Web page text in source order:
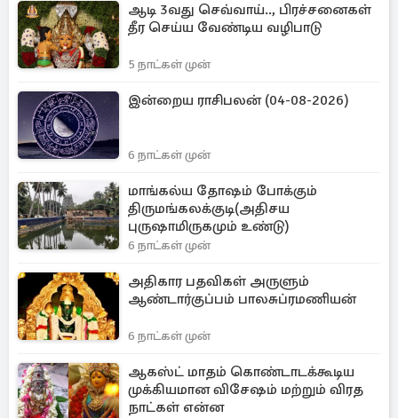
ஆடி 3வது செவ்வாய்.., பிரச்சனைகள்
தீர செய்ய வேண்டிய வழிபாடு
5 நாட்கள் முன்
இன்றைய ராசிபலன் (04-08-2026)
6 நாட்கள் முன்
மாங்கல்ய தோஷம் போக்கும்
திருமங்கலக்குடி(அதிசய
புருஷாமிருகமும் உண்டு)
6 நாட்கள் முன்
அதிகார பதவிகள் அருளும்
ஆண்டார்குப்பம் பாலசுப்ரமணியன்
6 நாட்கள் முன்
ஆகஸ்ட் மாதம் கொண்டாடக்கூடிய
முக்கியமான விசேஷம் மற்றும் விரத
நாட்கள் என்ன